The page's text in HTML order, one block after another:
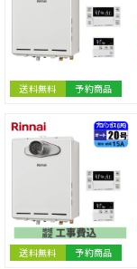
送料無料 予約商品
送料無料 予約商品